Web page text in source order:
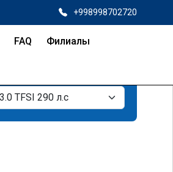
+998998702720
FAQ Филиалы